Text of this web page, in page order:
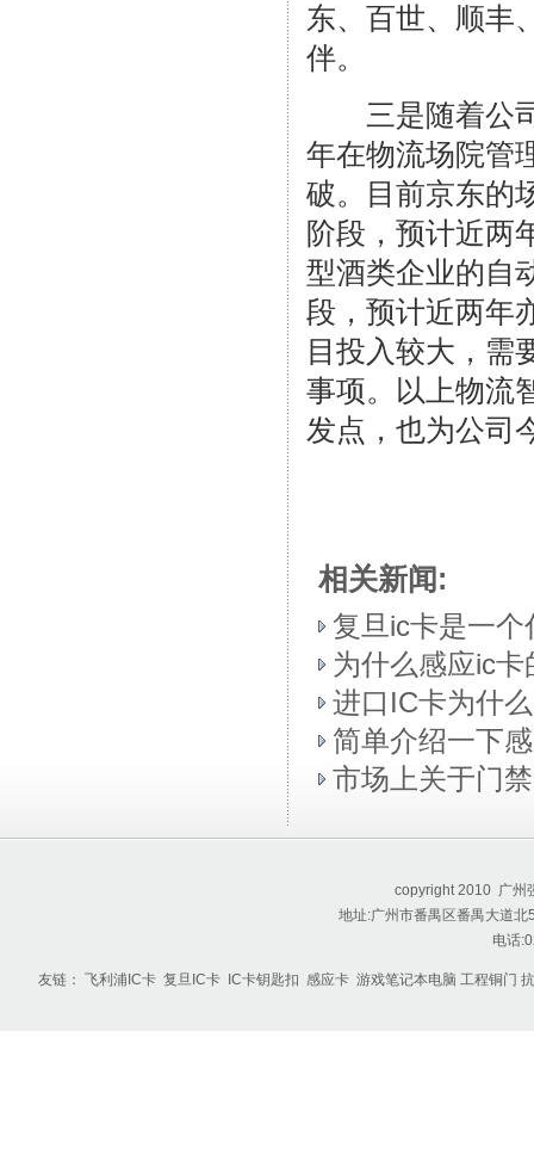
东、百世、顺丰
伴。
三是随着公司
年在物流场院管
破。目前京东的
阶段，预计近两
型酒类企业的自
段，预计近两年
目投入较大，需
事项。以上物流
发点，也为公司
相关新闻:
复旦ic卡是一
为什么感应ic
进口IC卡为什
简单介绍一下
市场上关于门
copyright 2010 广州
地址:广州市番禺区番禺大道
电话
友链： 飞利浦IC卡 复旦IC卡 IC卡钥匙扣 感应卡 游戏笔记本电脑 工程铜门